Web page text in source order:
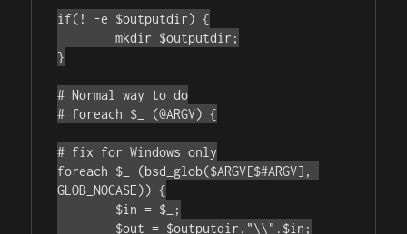
if(! -e $outputdir) {
	mkdir $outputdir;
}
# Normal way to do
# foreach $_ (@ARGV) {
# fix for Windows only
foreach $_ (bsd_glob($ARGV[$#ARGV],
GLOB_NOCASE)) {